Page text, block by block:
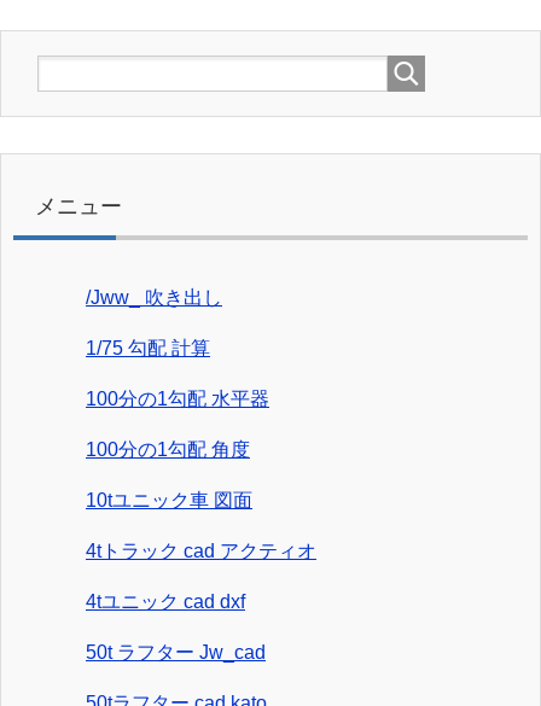
メニュー
/Jww_ 吹き出し
1/75 勾配 計算
100分の1勾配 水平器
100分の1勾配 角度
10tユニック車 図面
4tトラック cad アクティオ
4tユニック cad dxf
50t ラフター Jw_cad